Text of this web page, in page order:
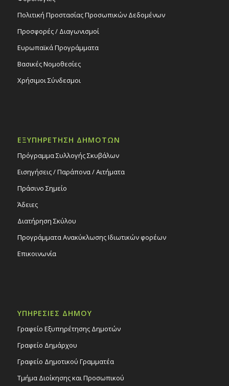
Πολιτική Προστασίας Προσωπικών Δεδομένων
Προσφορές / Διαγωνισμοί
Ευρωπαϊκά Προγράμματα
Βασικές Νομοθεσίες
Χρήσιμοι Σύνδεσμοι
ΕΞΥΠΗΡΕΤΗΣΗ ΔΗΜΟΤΩΝ
Πρόγραμμα Συλλογής Σκυβάλων
Εισηγήσεις / Παράπονα / Αιτήματα
Πράσινο Σημείο
Άδειες
Διατήρηση Σκύλου
Προγράμματα Ανακύκλωσης Ιδιωτικών φορέων
Επικοινωνία
ΥΠΗΡΕΣΙΕΣ ΔΗΜΟΥ
Γραφείο Εξυπηρέτησης Δημοτών
Γραφείο Δημάρχου
Γραφείο Δημοτικού Γραμματέα
Τμήμα Διοίκησης και Προσωπικού